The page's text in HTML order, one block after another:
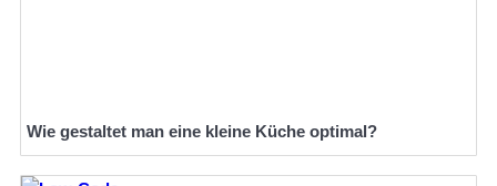
Wie gestaltet man eine kleine Küche optimal?